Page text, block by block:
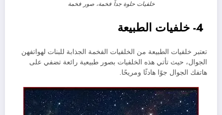
خلفيات حلوة جداً فخمة، صور فخمة
تعتبر خلفيات الطبيعة من الخلفيات الفخمة الجذابة للبنات لهواتفهن
الجوال، حيث تأتي هذه الخلفيات بصور طبيعية رائعة تضفي على
هاتفك الجوال جوًا هادئًا ومريحًا.